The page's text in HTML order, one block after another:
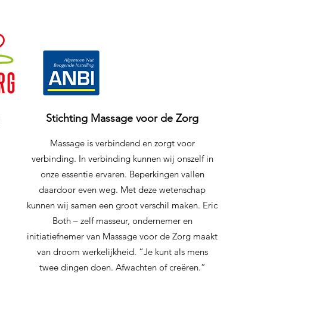
Stichting Massage voor de Zorg
Massage is verbindend en zorgt voor
verbinding. In verbinding kunnen wij onszelf in
onze essentie ervaren. Beperkingen vallen
daardoor even weg. Met deze wetenschap
kunnen wij samen een groot verschil maken. Eric
Both – zelf masseur, ondernemer en
initiatiefnemer van Massage voor de Zorg maakt
van droom werkelijkheid. “Je kunt als mens
twee dingen doen. Afwachten of creëren.”